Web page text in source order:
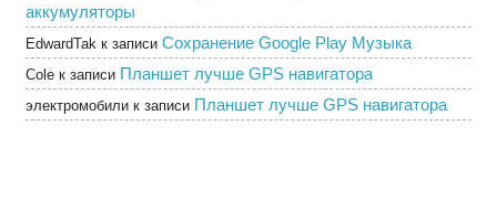
аккумуляторы
EdwardTak к записи Сохранение Google Play Музыка
Cole к записи Планшет лучше GPS навигатора
электромобили к записи Планшет лучше GPS навигатора